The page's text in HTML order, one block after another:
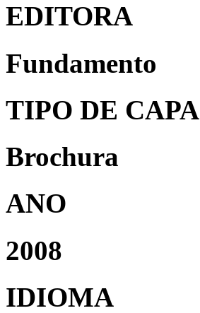
EDITORA
Fundamento
TIPO DE CAPA
Brochura
ANO
2008
IDIOMA